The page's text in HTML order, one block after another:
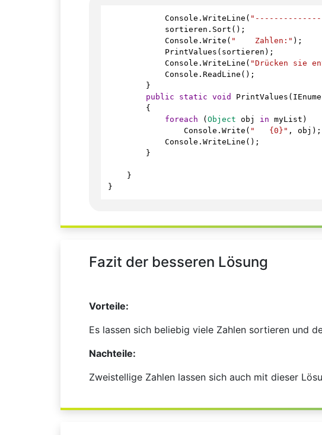
Console . WriteLine (
sortieren . Sort ();
Console . Write ( "    Zahlen:" );
PrintValues ( sortieren );
Console . WriteLine ( "Drücken sie
Console . ReadLine ();
        }
public
static void PrintValues (
        {
foreach ( Object obj in myList )
Console . Write ( "   {0}" , obj );
Console . WriteLine ();
        }
    }
}
Fazit der besseren Lösung
Vorteile:
Es lassen sich beliebig viele Zahlen sortieren und
Nachteile:
Zweistellige Zahlen lassen sich auch mit dieser